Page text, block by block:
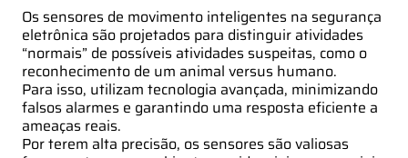
Os sensores de movimento inteligentes na segurança
eletrônica são projetados para distinguir atividades
“normais” de possíveis atividades suspeitas, como o
reconhecimento de um animal versus humano.
Para isso, utilizam tecnologia avançada, minimizando
falsos alarmes e garantindo uma resposta eficiente a
ameaças reais.
Por terem alta precisão, os sensores são valiosas